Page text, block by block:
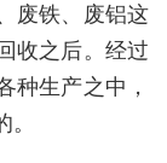
废铁、废铝这
收之后。经过
种生产之中，